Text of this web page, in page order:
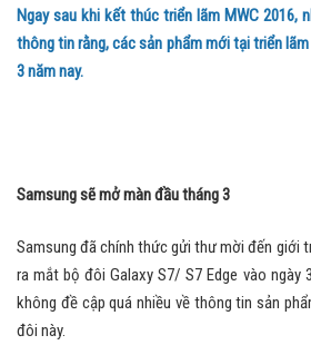
Ngay sau khi kết thúc triển lãm MWC 2016,
thông tin rằng, các sản phẩm mới tại triển
3 năm nay.
Samsung sẽ mở màn đầu tháng 3
Samsung đã chính thức gửi thư mời đến giới
ra mắt bộ đôi Galaxy S7/ S7 Edge vào ngày
không đề cập quá nhiều về thông tin sản
đôi này.